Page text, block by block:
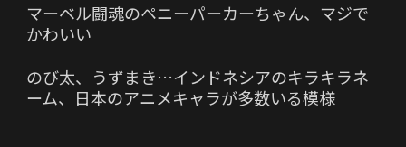
マーベル闘魂のペニーパーカーちゃん、マジで
かわいい
のび太、うずまき…インドネシアのキラキラネ
ーム、日本のアニメキャラが多数いる模様